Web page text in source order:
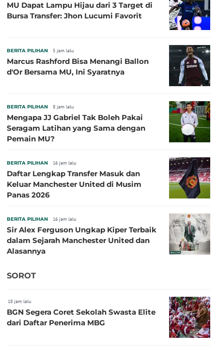
MU Dapat Lampu Hijau dari 3 Target di
Bursa Transfer: Jhon Lucumi Favorit
BERITA PILIHAN 5 jam lalu
Marcus Rashford Bisa Menangi Ballon
d'Or Bersama MU, Ini Syaratnya
BERITA PILIHAN 8 jam lalu
Mengapa JJ Gabriel Tak Boleh Pakai
Seragam Latihan yang Sama dengan
Pemain MU?
BERITA PILIHAN 16 jam lalu
Daftar Lengkap Transfer Masuk dan
Keluar Manchester United di Musim
Panas 2026
BERITA PILIHAN 16 jam lalu
Sir Alex Ferguson Ungkap Kiper Terbaik
dalam Sejarah Manchester United dan
Alasannya
SOROT
18 jam lalu
BGN Segera Coret Sekolah Swasta Elite
dari Daftar Penerima MBG